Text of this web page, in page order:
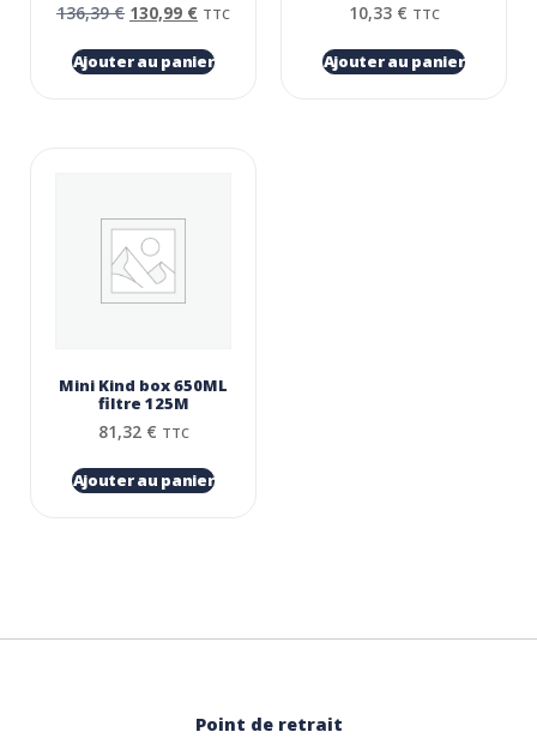
136,39€ 130,99 € TTC
Ajouter au panier
10,33 € TTC
Ajouter au panier
Mini Kind box 650ML
filtre 125Μ
81,32 € TTC
Ajouter au panier
Point de retrait